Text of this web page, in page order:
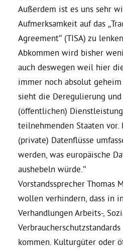
Grüne Jugend
CampusGrün
Aktuelles
Termine
Kontakt
Außerdem ist es uns sehr
Aufmerksamkeit auf das
Agreement“ (TISA) zu
Abkommen wird bisher
auch deswegen weil hier
immer noch absolut
sieht die Deregulierung
(öffentlichen)
teilnehmenden Staaten
(private) Datenflüsse
werden, was europäische
aushebeln würde.“
Vorstandssprecher Thomas
wollen verhindern, dass in
Verhandlungen Arbeits-,
kommen. Kulturgüter oder